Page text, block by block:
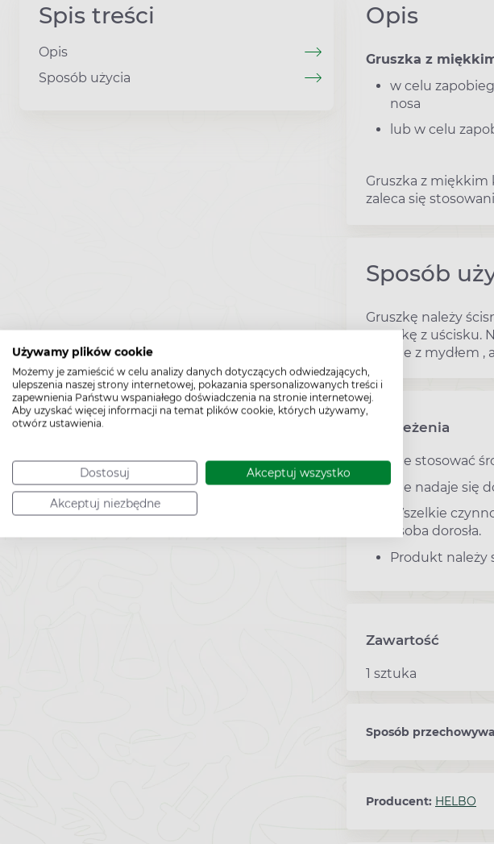
Używamy plików cookie
Możemy je zamieścić w celu analizy danych dotyczących odwiedzających,
ulepszenia naszej strony internetowej, pokazania spersonalizowanych treści i
zapewnienia Państwu wspaniałego doświadczenia na stronie internetowej.
Aby uzyskać więcej informacji na temat plików cookie, których używamy,
otwórz ustawienia.
Dostosuj Akceptuj wszystko
Akceptuj niezbędne
Spis treści
Opis
Sposób użycia
Opis
Gruszka z
w celu
nosa
lub w celu
Gruszka z miękkim
zaleca się
Sposób
Gruszkę należy
gruszkę z uścisku.
wodzie z mydłem
Ostrzeżenia
Nie stosować
Nie nadaje się
Wszelkie
osoba dorosła.
Produkt należy
Zawartość
1 sztuka
Sposób
Producent: HELBO